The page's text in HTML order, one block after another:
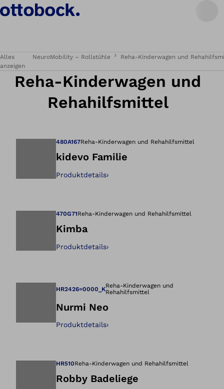
Alles
anzeigen
NeuroMobility – Rollstühle Reha-Kinderwagen und
Reha-Kinderwagen und
Rehahilfsmittel
480A167Reha-Kinderwagen und Rehahilfsmittel
kidevo Familie
Produktdetails›
470G71Reha-Kinderwagen und Rehahilfsmittel
Kimba
Produktdetails›
Öffnet das Bild
HR2426=0000_KReha-Kinderwagen und
Rehahilfsmittel
Nurmi Neo
Produktdetails›
HR510Reha-Kinderwagen und Rehahilfsmittel
Robby Badeliege